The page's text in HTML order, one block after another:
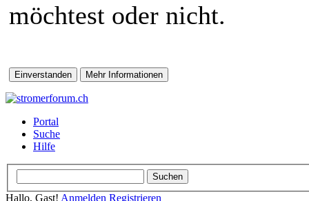
möchtest oder nicht.
Portal
Suche
Hilfe
Hallo, Gast! Anmelden Registrieren